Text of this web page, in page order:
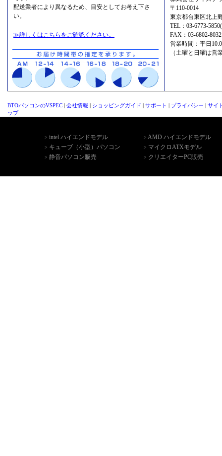
配送業者により異なるため、目安としてお考え下さ
い。
≫詳しくはこちらをご確認ください。
〒110-0014
東京都台東区北上
TEL： 03-6773-
FAX：03-6802-8032
営業時間：平日
（土曜と日曜は営
BTOパソコンのVSPEC 会社情報 ショッピングガイド サポート プライバシー
サイ
ップ
> intel ハイエンドモデル > AMD ハイエンドモデル
> キューブ（小型）パソコン > マイクロATXモデル
> 静音パソコン販売 > クリエイターPC販売